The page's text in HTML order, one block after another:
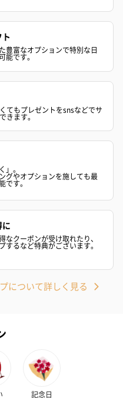
豊富なオプションで特別な日
能です。
てもプレゼントをsnsなどでサ
きます。
」。
グやオプションを施しても最
です。
なクーポンが受け取れたり、
するなど特典がございます。
について詳しく見る
記念日